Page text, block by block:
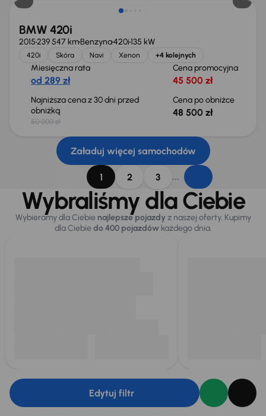
BMW 420i
2015239 547 kmBenzyna420i135 kW
420i Skóra Navi Xenon +4 kolejnych
Miesięczna rata
od 289 zł
Cena promocyjna
45 500 zł
Najniższa cena z 30 dni przed
obniżką
50 000 zł
Cena po obniżce
48 500 zł
Załaduj więcej samochodów
1 2 3 ...
Wybraliśmy dla Ciebie
Wybieramy dla Ciebie najlepsze pojazdy z naszej oferty. Kupimy
dla Ciebiedo 400 pojazdówkażdego dnia.
Edytuj filtr